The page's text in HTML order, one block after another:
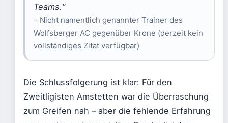
Teams.“
– Nicht namentlich genannter Trainer des
Wolfsberger AC gegenüber Krone (derzeit kein
vollständiges Zitat verfügbar)
Die Schlussfolgerung ist klar: Für den
Zweitligisten Amstetten war die Überraschung
zum Greifen nah – aber die fehlende Erfahrung